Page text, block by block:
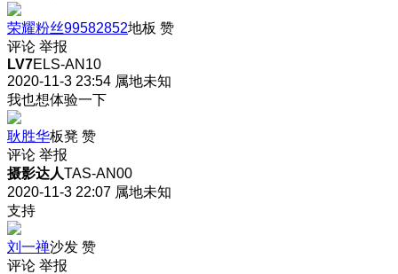
荣耀粉丝99582852地板 赞
评论 举报
LV7ELS-AN10
2020-11-3 23:54 属地未知
我也想体验一下
耿胜华板凳 赞
评论 举报
摄影达人TAS-AN00
2020-11-3 22:07 属地未知
支持
刘一禅沙发 赞
评论 举报